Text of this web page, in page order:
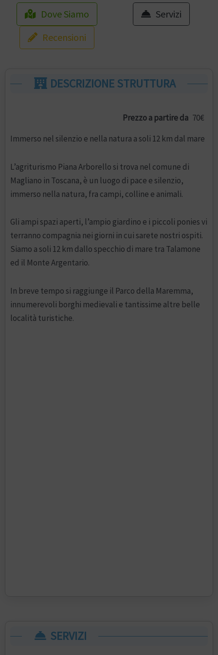
Dove Siamo
Servizi
Recensioni
DESCRIZIONE STRUTTURA
Prezzo a partire da 70€
Immerso nel silenzio e nella natura a soli 12 km dal mare
L’agriturismo Piana Arborello si trova nel comune di
Magliano in Toscana, è un luogo di pace e silenzio,
immerso nella natura, fra campi, colline e animali.
Gli ampi spazi aperti, l’ampio giardino e i piccoli ponies vi
terranno compagnia nei giorni in cui sarete nostri ospiti.
Siamo a soli 12 km dallo specchio di mare tra Talamone
ed il Monte Argentario.
In breve tempo si raggiunge il Parco della Maremma,
innumerevoli borghi medievali e tantissime altre belle
località turistiche.
SERVIZI